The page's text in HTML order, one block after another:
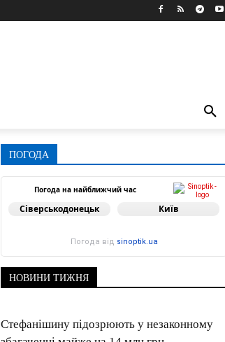
ПОГОДА
Погода на найближчий час
Сіверськодонецьк Київ
Погода від sinoptik.ua
НОВИНИ ТИЖНЯ
Стефанішину підозрюють у незаконному